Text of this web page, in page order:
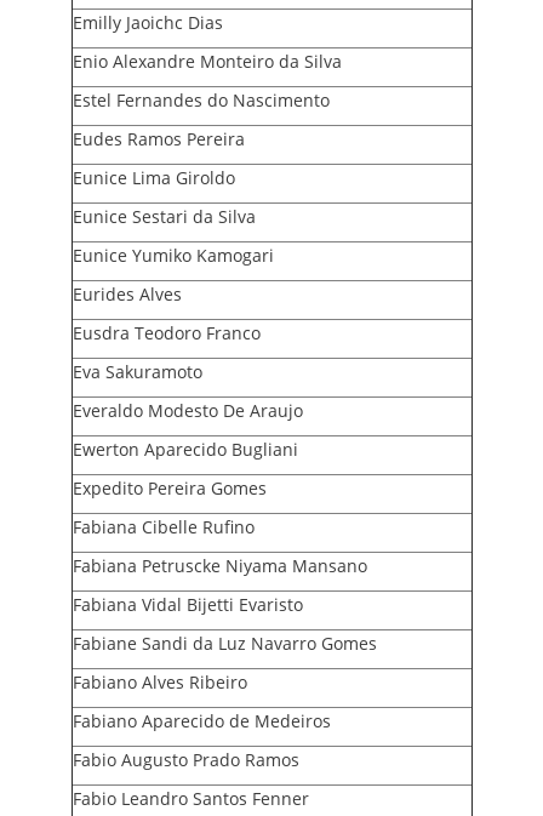
Emilly Jaoichc Dias
Enio Alexandre Monteiro da Silva
Estel Fernandes do Nascimento
Eudes Ramos Pereira
Eunice Lima Giroldo
Eunice Sestari da Silva
Eunice Yumiko Kamogari
Eurides Alves
Eusdra Teodoro Franco
Eva Sakuramoto
Everaldo Modesto De Araujo
Ewerton Aparecido Bugliani
Expedito Pereira Gomes
Fabiana Cibelle Rufino
Fabiana Petruscke Niyama Mansano
Fabiana Vidal Bijetti Evaristo
Fabiane Sandi da Luz Navarro Gomes
Fabiano Alves Ribeiro
Fabiano Aparecido de Medeiros
Fabio Augusto Prado Ramos
Fabio Leandro Santos Fenner